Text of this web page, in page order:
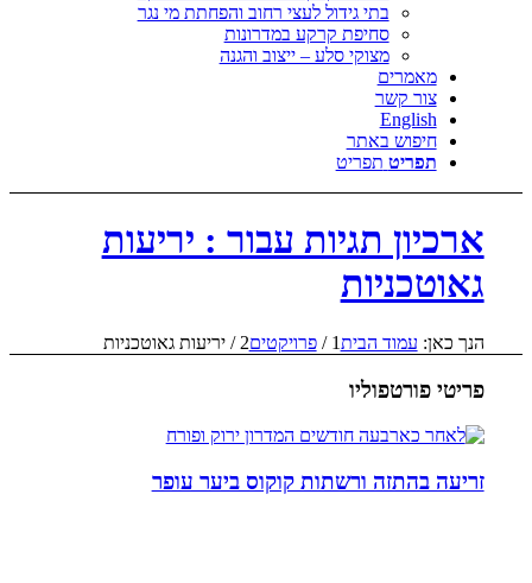
בתי גידול לעצי רחוב והפחתת מי נגר
סחיפת קרקע במדרונות
מצוקי סלע – ייצוב והגנה
מאמרים
צור קשר
English
חיפוש באתר
תפריט תפריט
ארכיון תגיות עבור : יריעות
גאוטכניות
הנך כאן: עמוד הבית1
/ פרויקטים2
/ יריעות גאוטכניות
פריטי פורטפוליו
זריעה בהתזה ורשתות קוקוס ביער עופר